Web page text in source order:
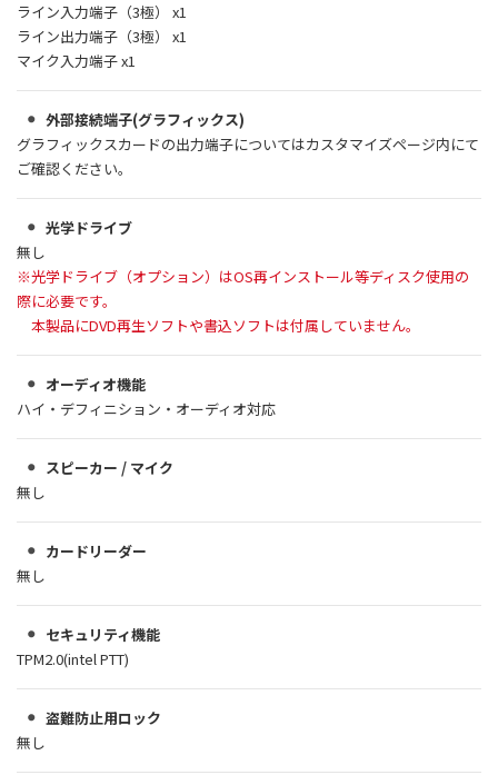
ライン入力端子（3極） x1
ライン出力端子（3極） x1
マイク入力端子 x1
外部接続端子(グラフィックス)
グラフィックスカードの出力端子についてはカスタマイズページ内にて
ご確認ください。
光学ドライブ
無し
※光学ドライブ（オプション）はOS再インストール等ディスク使用の
際に必要です。
本製品にDVD再生ソフトや書込ソフトは付属していません。
オーディオ機能
ハイ・デフィニション・オーディオ対応
スピーカー / マイク
無し
カードリーダー
無し
セキュリティ機能
TPM2.0(intel PTT)
盗難防止用ロック
無し